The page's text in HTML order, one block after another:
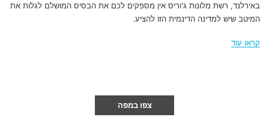
באירלנד, רשת מלונות ג'וריס אין מספקים לכם את הבסיס המושלם לגלות את
המיטב שיש למדינה הדינמית הזו להציע.
קראו עוד
צפו במפה